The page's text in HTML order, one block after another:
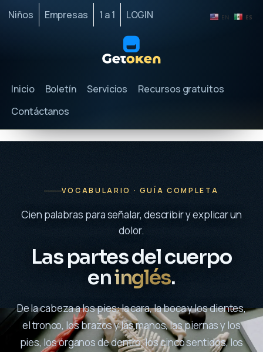
Niños Empresas 1 a 1 LOGIN
Inicio Boletín Servicios
Recursos gratuitos
Contáctanos
VOCABULARIO · GUÍA COMPLETA
Cien palabras para señalar, describir y explicar un
dolor.
Las partes del cuerpo
eninglés.
De la cabeza a los pies: la cara, la boca y los dientes,
el tronco, los brazos y las manos, las piernas y los
pies, los órganos de dentro, los cinco sentidos, los
EN ES